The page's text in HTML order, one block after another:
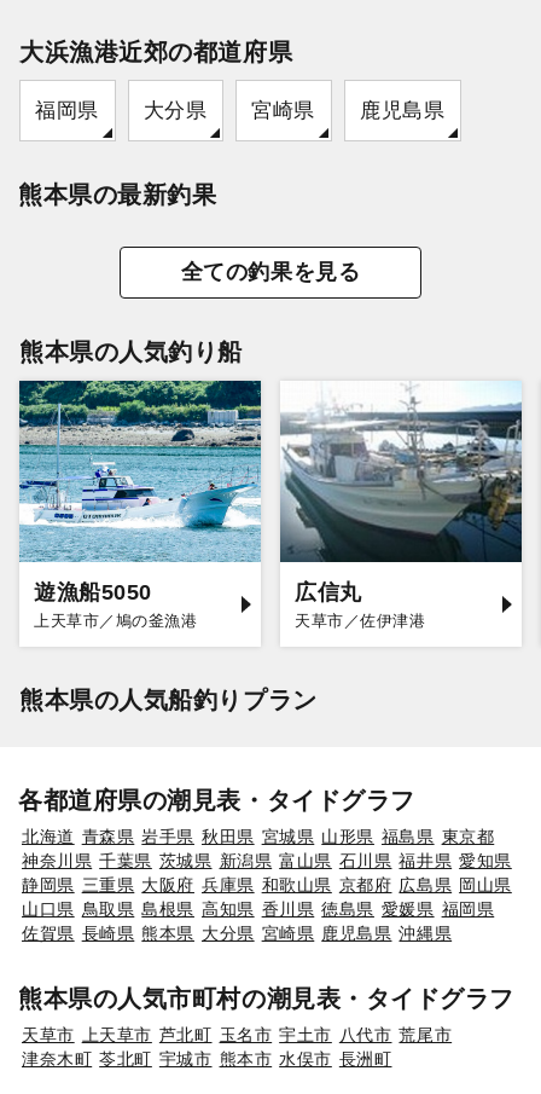
大浜漁港近郊の都道府県
福岡県 大分県 宮崎県 鹿児島県
熊本県の最新釣果
全ての釣果を見る
熊本県の人気釣り船
遊漁船5050
上天草市／鳩の釜漁港
広信丸
天草市／佐伊津港
熊本県の人気船釣りプラン
各都道府県の潮見表・タイドグラフ
北海道 青森県 岩手県 秋田県 宮城県 山形県 福島県 東京都
神奈川県 千葉県 茨城県 新潟県 富山県 石川県 福井県 愛知県
静岡県 三重県 大阪府 兵庫県 和歌山県 京都府 広島県 岡山県
山口県 鳥取県 島根県 高知県 香川県 徳島県 愛媛県 福岡県
佐賀県 長崎県 熊本県 大分県 宮崎県 鹿児島県 沖縄県
熊本県の人気市町村の潮見表・タイドグラフ
天草市 上天草市 芦北町 玉名市 宇土市 八代市 荒尾市
津奈木町 苓北町 宇城市 熊本市 水俣市 長洲町